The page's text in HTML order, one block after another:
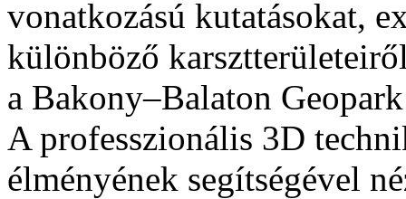
vonatkozású kutatásokat,
különböző
a Bakony–Balaton
A professzionális 3D
élményének segítségével